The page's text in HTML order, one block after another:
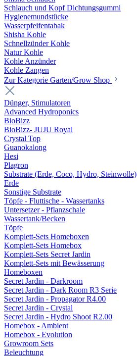
Schlauch und Kopf Dichtungsgummi
Hygienemundstücke
Wasserpfeifentabak
Shisha Kohle
Schnellzünder Kohle
Natur Kohle
Kohle Anzünder
Kohle Zangen
Zur Kategorie Garten/Grow Shop
Dünger, Stimulatoren
Advanced Hydroponics
BioBizz
BioBizz- JUJU Royal
Crystal Top
Guanokalong
Hesi
Plagron
Substrate (Erde, Coco, Hydro, Steinwolle)
Erde
Sonstige Substrate
Töpfe - Fluttische - Wassertanks
Untersetzer - Pflanzschale
Wassertank/Becken
Töpfe
Komplett-Sets Homeboxen
Komplett-Sets Homebox
Komplett-Sets Secret Jardin
Komplett-Sets mit Bewässerung
Homeboxen
Secret Jardin - Darkroom
Secret Jardin - Dark Room R3 Serie
Secret Jardin - Propagator R4.00
Secret Jardin - Crystal
Secret Jardin - Hydro Shoot R2.00
Homebox - Ambient
Homebox - Evolution
Growroom Sets
Beleuchtung